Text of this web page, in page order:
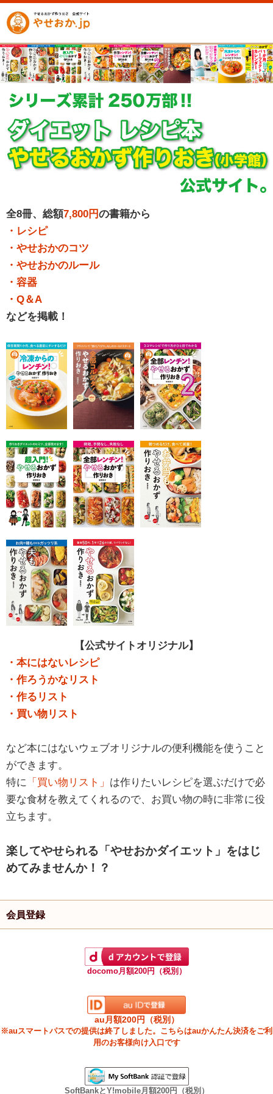
全8冊、総額7,800円の書籍から
・レシピ
・やせおかのコツ
・やせおかのルール
・容器
・Q＆A
などを掲載！
【公式サイトオリジナル】
・本にはないレシピ
・作ろうかなリスト
・作るリスト
・買い物リスト
など本にはないウェブオリジナルの便利機能を使うこと
ができます。
特に 「買い物リスト」 は作りたいレシピを選ぶだけで必
要な食材を教えてくれるので、お買い物の時に非常に役
立ちます。
楽してやせられる「やせおかダイエット」をはじ
めてみませんか！？
会員登録
docomo月額200円（税別）
au月額200円（税別）
※auスマートパスでの提供は終了しました。こちらはauかんたん決済をご利
用のお客様向け入口です
SoftBankとY!mobile月額200円（税別）